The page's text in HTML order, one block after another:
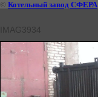
© Котельный завод СФЕРА
IMAG3934